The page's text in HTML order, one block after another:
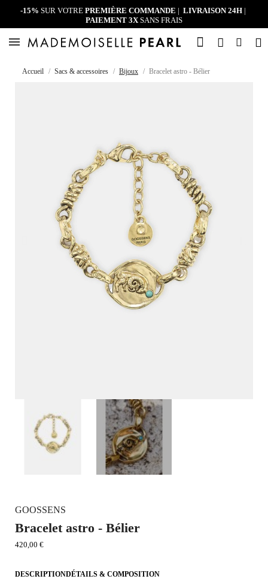
-15% SUR VOTRE PREMIÈRE COMMANDE | LIVRAISON 24H |
PAIEMENT 3XSANS FRAIS
Accueil Sacs & accessoires Bijoux Bracelet astro - Bélier
Bracelet astro - Bélier
GOOSSENS
420,00 €
DESCRIPTIONDÉTAILS & COMPOSITION